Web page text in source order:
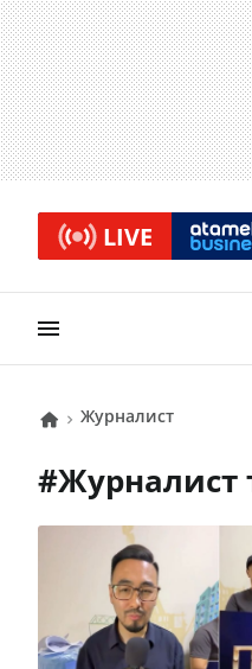
LIVE
журналист
# журналист